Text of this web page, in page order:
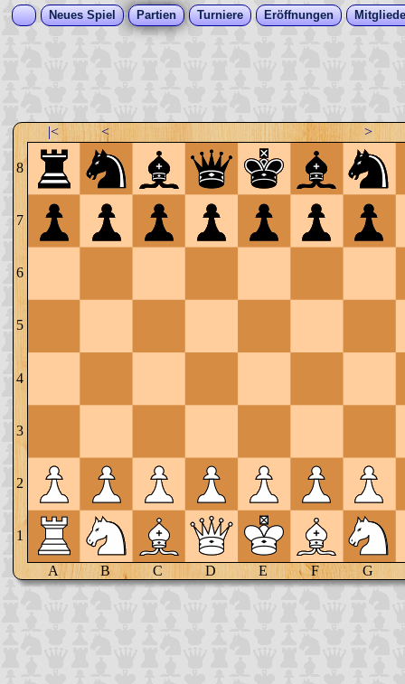
Neues Spiel Partien Turniere Eröffnungen
|< < >
8
7
6
5
4
3
2
1
A B C D E F G